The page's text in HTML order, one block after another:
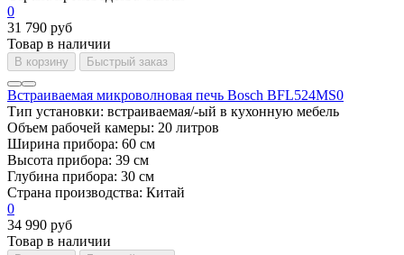
0
31 790 руб
Товар в наличии
В корзину Быстрый заказ
Встраиваемая микроволновая печь Bosch BFL524MS0
Тип установки: встраиваемая/-ый в кухонную мебель
Объем рабочей камеры: 20 литров
Ширина прибора: 60 см
Высота прибора: 39 см
Глубина прибора: 30 см
Страна производства: Китай
0
34 990 руб
Товар в наличии